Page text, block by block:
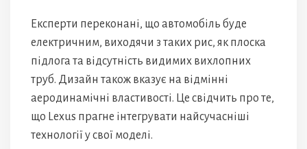
Експерти переконані, що автомобіль буде
електричним, виходячи з таких рис, як плоска
підлога та відсутність видимих вихлопних
труб. Дизайн також вказує на відмінні
аеродинамічні властивості. Це свідчить про те,
що Lexus прагне інтегрувати найсучасніші
технології у свої моделі.